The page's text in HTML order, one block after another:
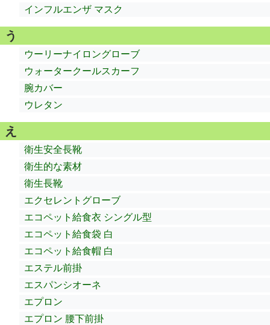
インフルエンザ マスク
う
ウーリーナイロングローブ
ウォータークールスカーフ
腕カバー
ウレタン
え
衛生安全長靴
衛生的な素材
衛生長靴
エクセレントグローブ
エコペット給食衣 シングル型
エコペット給食袋 白
エコペット給食帽 白
エステル前掛
エスパンシオーネ
エプロン
エプロン 腰下前掛